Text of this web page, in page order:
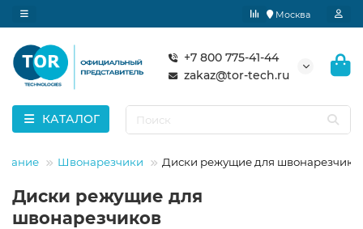
Москва
+7 800 775-41-44
zakaz@tor-tech.ru
КАТАЛОГ
Швонарезчики Диски режущие для
Диски режущие для
швонарезчиков